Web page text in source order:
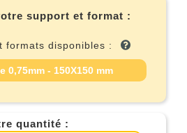
support et format :
formats disponibles :
0,75mm - 150X150 mm
quantité :